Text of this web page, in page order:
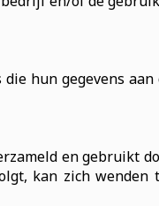
hun gegevens
en gebruikt
kan zich wenden